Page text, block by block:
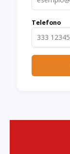
Telefono